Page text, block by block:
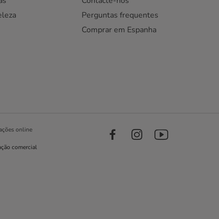
Perguntas frequentes
Comprar em Espanha
online
comercial